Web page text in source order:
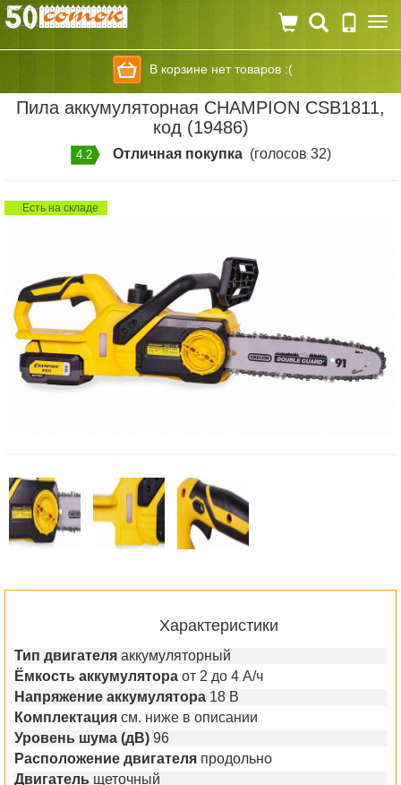
В корзине нет товаров :(
Пила аккумуляторная CHAMPION CSB1811,
код (19486)
4.2 Отличная покупка(голосов 32)
Есть на складе
Характеристики
Тип двигателя аккумуляторный
Ёмкость аккумулятора от 2 до 4 А/ч
Напряжение аккумулятора 18 В
Комплектация см. ниже в описании
Уровень шума (дВ) 96
Расположение двигателя продольно
Двигатель щеточный